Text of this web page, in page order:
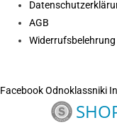
AGB
Widerrufsbelehrung
FacebookOdnoklassniki